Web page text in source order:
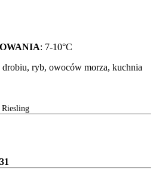
: 7-10°C
drobiu, ryb, owoców morza, kuchnia
Riesling